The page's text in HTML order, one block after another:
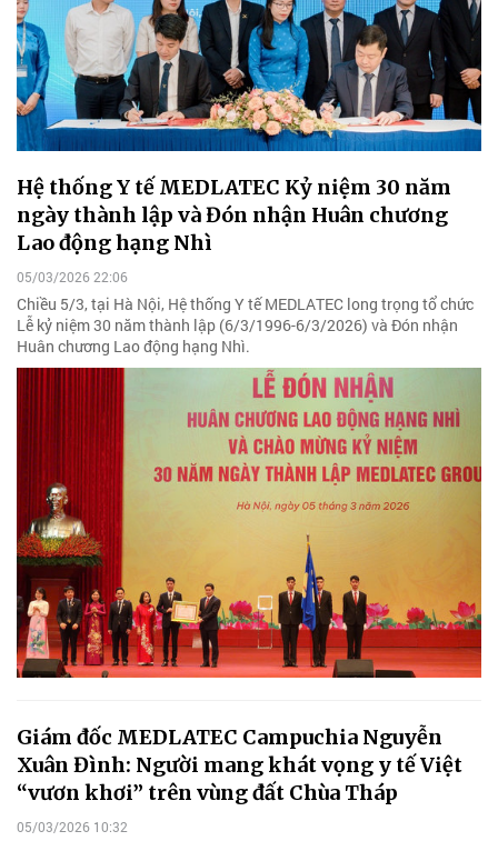
Hệ thống Y tế MEDLATEC Kỷ niệm 30 năm
ngày thành lập và Đón nhận Huân chương
Lao động hạng Nhì
05/03/2026 22:06
Chiều 5/3, tại Hà Nội, Hệ thống Y tế MEDLATEC long trọng tổ chức
Lễ kỷ niệm 30 năm thành lập (6/3/1996-6/3/2026) và Đón nhận
Huân chương Lao động hạng Nhì.
Giám đốc MEDLATEC Campuchia Nguyễn
Xuân Đình: Người mang khát vọng y tế Việt
“vươn khơi” trên vùng đất Chùa Tháp
05/03/2026 10:32